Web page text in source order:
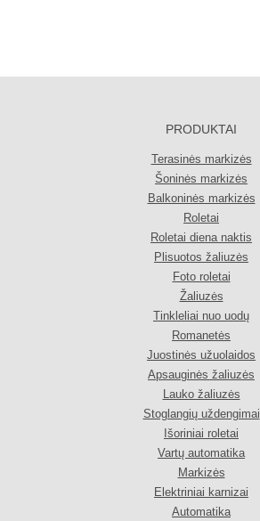
PRODUKTAI
Terasinės markizės
Šoninės markizės
Balkoninės markizės
Roletai
Roletai diena naktis
Plisuotos žaliuzės
Foto roletai
Žaliuzės
Tinkleliai nuo uodų
Romanetės
Juostinės užuolaidos
Apsauginės žaliuzės
Lauko žaliuzės
Stoglangių uždengimai
Išoriniai roletai
Vartų automatika
Markizės
Elektriniai karnizai
Automatika